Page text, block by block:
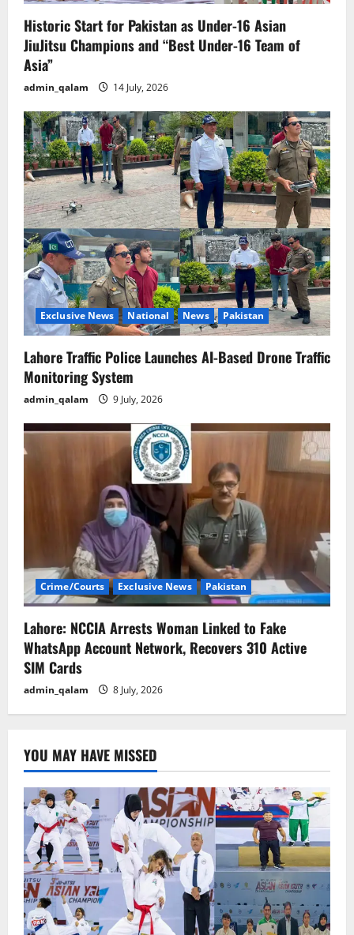
n
Historic Start for Pakistan as Under-16 Asian
JiuJitsu Champions and “Best Under-16 Team of
Asia”
admin_qalam 14 July, 2026
Exclusive News National News Pakistan
Lahore Traffic Police Launches AI-Based Drone Traffic
Monitoring System
admin_qalam 9 July, 2026
Crime/Courts Exclusive News Pakistan
Lahore: NCCIA Arrests Woman Linked to Fake
WhatsApp Account Network, Recovers 310 Active
SIM Cards
admin_qalam 8 July, 2026
YOU MAY HAVE MISSED